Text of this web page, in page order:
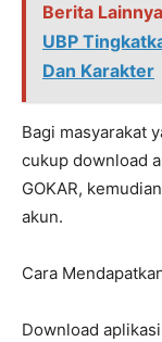
Berita Lainnya
UBP
Dan Karakter
Bagi masyarakat
cukup download
GOKAR,
akun.
Cara
Download